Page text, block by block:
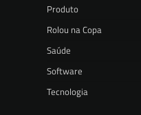
Produto
Rolou na Copa
Saúde
Software
Tecnologia